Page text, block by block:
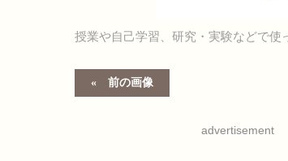
授業や自己学習、研究・実験などで使
前の画像
advertisement